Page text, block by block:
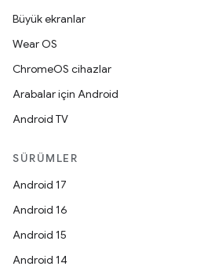
Büyük ekranlar
Wear OS
ChromeOS cihazlar
Arabalar için Android
Android TV
SÜRÜMLER
Android 17
Android 16
Android 15
Android 14